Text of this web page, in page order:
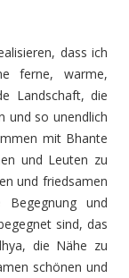
dass ich
ferne, warme,
Landschaft, die
und so unendlich
mit Bhante
und Leuten zu
und friedsamen
Begegnung und
sind, das
die Nähe zu
schönen und